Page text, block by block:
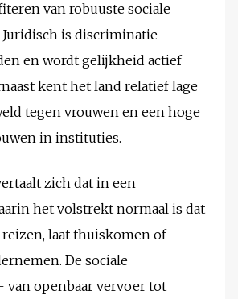
van robuuste sociale
is discriminatie
en wordt gelijkheid actief
kent het land relatief lage
tegen vrouwen en een hoge
in instituties.
zich dat in een
het volstrekt normaal is dat
laat thuiskomen of
De sociale
openbaar vervoer tot